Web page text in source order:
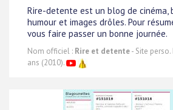
Rire-detente est un blog de cinéma,
humour et images drôles. Pour
vous faire passer un bonne journée.
Nom officiel : Rire et detente- Site
ans (2010).